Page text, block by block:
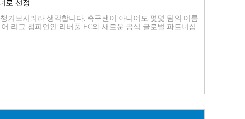
로 선정
겨보시리라 생각합니다. 축구팬이 아니어도 몇몇 팀의 이름
리그 챔피언인 리버풀 FC와 새로운 공식 글로벌 파트너십
는 SAS®